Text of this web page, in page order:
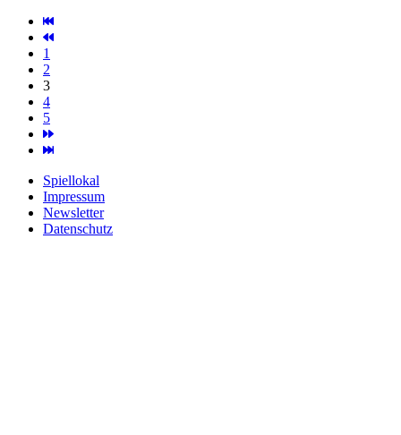
1
2
3
4
5
Spiellokal
Impressum
Newsletter
Datenschutz